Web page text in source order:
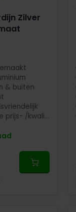
Zilver
& buiten
/kwaliteit